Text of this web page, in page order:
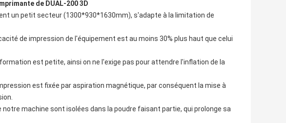
Imprimante de DUAL-200 3D
un petit secteur (1300*930*1630mm), s'adapte à la limitation de
de impression de l'équipement est au moins 30% plus haut que celui
est petite, ainsi on ne l'exige pas pour attendre l'inflation de la
est fixée par aspiration magnétique, par conséquent la mise à
notre machine sont isolées dans la poudre faisant partie, qui prolonge sa